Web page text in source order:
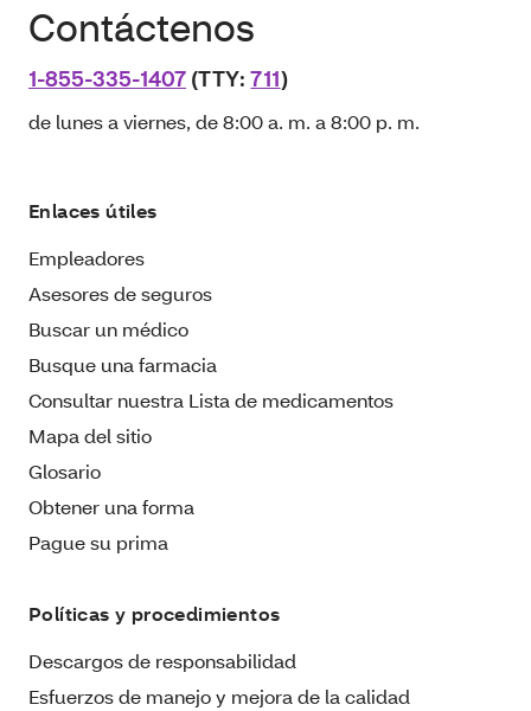
Contáctenos
1-855-335-1407 (TTY:711)
de lunes a viernes, de 8:00 a. m. a 8:00 p. m.
Enlaces útiles
Empleadores
Asesores de seguros
Buscar un médico
Busque una farmacia
Consultar nuestra Lista de medicamentos
Mapa del sitio
Glosario
Obtener una forma
Pague su prima
Políticas y procedimientos
Descargos de responsabilidad
Esfuerzos de manejo y mejora de la calidad